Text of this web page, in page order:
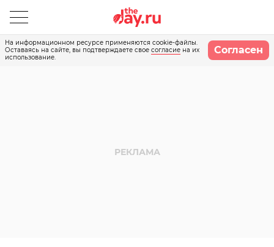
На информационном ресурсе применяются cookie-файлы.
Оставаясь на сайте, вы подтверждаете свое согласие на их
использование.
Согласен